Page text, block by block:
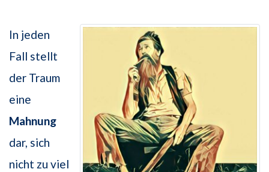
In jeden
Fall stellt
der Traum
eine
Mahnung
dar, sich
nicht zu viel